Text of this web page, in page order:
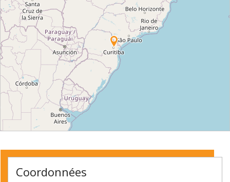
©OpenStreetMapcontributors.
Coordonnées